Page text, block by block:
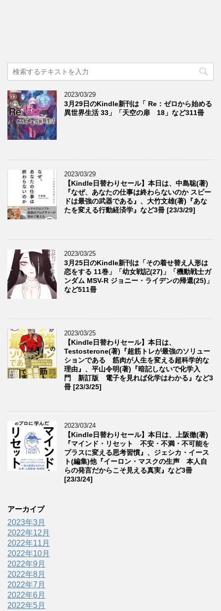
2023/03/29
3月29日のKindle新刊は「 Re：ゼロから始める
異世界生活 33」「天空の扉 18」など311冊
2023/03/29
【Kindle日替わりセール】本日は、中島聡(著)
『なぜ、あなたの仕事は終わらないのか スピー
ドは最強の武器である』、大竹文雄(著)『あな
たを変える行動経済学』など3冊 [23/3/29]
2023/03/25
3月25日のKindle新刊は「その着せ替え人形は
恋をする 11巻」「幼女戦記(27)」「機動戦士ガ
ンダム MSV-R ジョニー・ライデンの帰還(25)」
など511冊
2023/03/25
【Kindle日替わりセール】本日は、
Testosterone(著)『超筋トレが最強のソリュー
ションである 筋肉が人生を変える超科学的な
理由』、平山令明(著)『暗記しないで化学入
門 新訂版 電子を見れば化学はわかる』など3
冊 [23/3/25]
2023/03/24
【Kindle日替わりセール】本日は、上阪徹(著)
『マインド・リセット 不安・不満・不可能を
プラスに変える思考習慣』、ジェシカ・イース
ト(編集)他『イーロン・マスクの生声 本人自
らの発言だからこそ見える真実』など3冊
[23/3/24]
アーカイブ
2023年3月
2022年12月
2022年11月
2022年10月
2022年9月
2022年8月
2022年7月
2022年6月
2022年5月